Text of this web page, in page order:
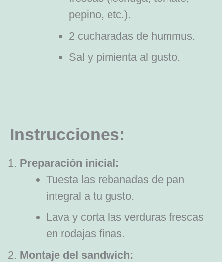
pepino, etc.).
2 cucharadas de hummus.
Sal y pimienta al gusto.
Instrucciones:
Preparación inicial:
Tuesta las rebanadas de pan
integral a tu gusto.
Lava y corta las verduras frescas
en rodajas finas.
Montaje del sandwich: